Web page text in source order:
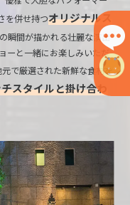
を併せ持つオリジナルス
瞬間が描かれる壮麗な演出
ーと一緒にお楽しみいただ
で厳選された新鮮な食材を
スタイルと掛け合わ